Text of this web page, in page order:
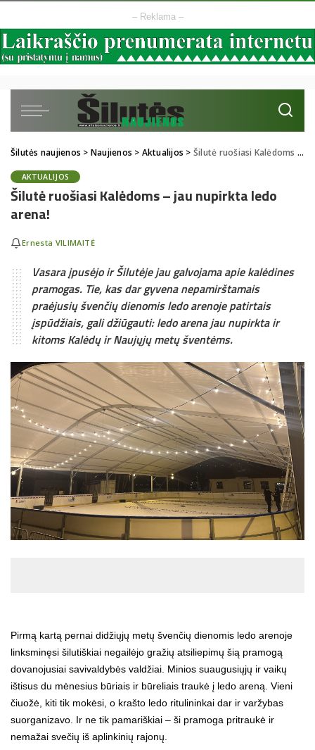
– Reklama –
Šilutės naujienos > Naujienos > Aktualijos > Šilutė ruošiasi Kalėdoms – jau nupirkta ledo arena!
AKTUALIJOS
Šilutė ruošiasi Kalėdoms – jau nupirkta ledo
arena!
Ernesta VILIMAITĖ
Vasara įpusėjo ir Šilutėje jau galvojama apie kalėdines
pramogas. Tie, kas dar gyvena nepamirštamais
praėjusių švenčių dienomis ledo arenoje patirtais
įspūdžiais, gali džiūgauti: ledo arena jau nupirkta ir
kitoms Kalėdų ir Naujųjų metų šventėms.
Pirmą kartą pernai didžiųjų metų švenčių dienomis ledo arenoje
linksminęsi šilutiškiai negailėjo gražių atsiliepimų šią pramogą
dovanojusiai savivaldybės valdžiai. Minios suaugusiųjų ir vaikų
ištisus du mėnesius būriais ir būreliais traukė į ledo areną. Vieni
čiuožė, kiti tik mokėsi, o krašto ledo ritulininkai dar ir varžybas
suorganizavo. Ir ne tik pamariškiai – ši pramoga pritraukė ir
nemažai svečių iš aplinkinių rajonų.